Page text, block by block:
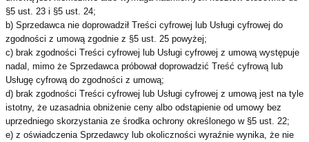
§5 ust. 23 i §5 ust. 24;
b) Sprzedawca nie doprowadził Treści cyfrowej lub Usługi cyfrowej do
zgodności z umową zgodnie z §5 ust. 25 powyżej;
c) brak zgodności Treści cyfrowej lub Usługi cyfrowej z umową występuje
nadal, mimo że Sprzedawca próbował doprowadzić Treść cyfrową lub
Usługę cyfrową do zgodności z umową;
d) brak zgodności Treści cyfrowej lub Usługi cyfrowej z umową jest na tyle
istotny, że uzasadnia obniżenie ceny albo odstąpienie od umowy bez
uprzedniego skorzystania ze środka ochrony określonego w §5 ust. 22;
e) z oświadczenia Sprzedawcy lub okoliczności wyraźnie wynika, że nie